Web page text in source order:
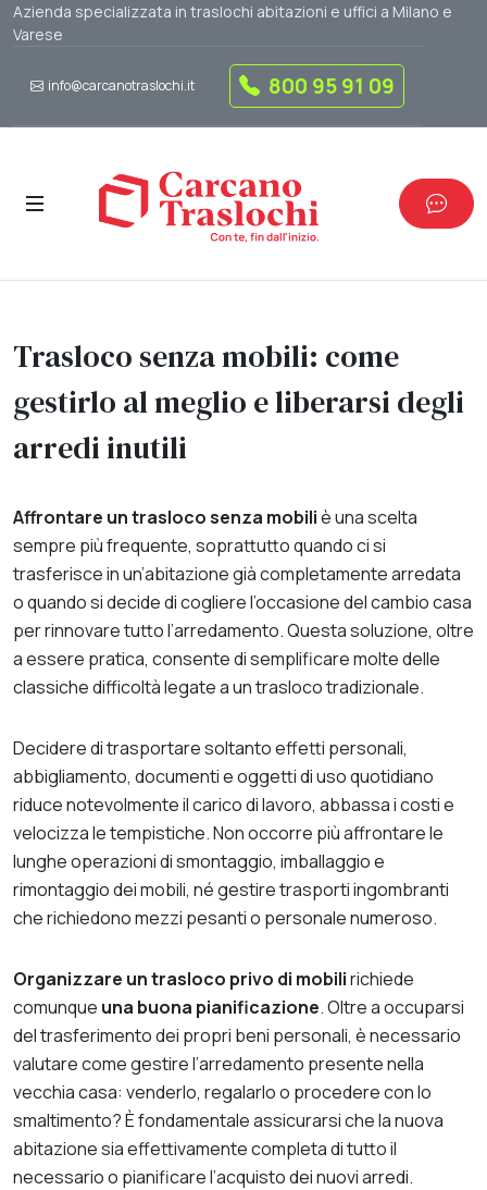
Azienda specializzata in traslochi abitazioni e uffici a Milano e
Varese
info@carcanotraslochi.it 800 95 91 09
Trasloco senza mobili: come
gestirlo al meglio e liberarsi degli
arredi inutili
Affrontare un trasloco senza mobiliè una scelta
sempre più frequente, soprattutto quando ci si
trasferisce in un’abitazione già completamente arredata
o quando si decide di cogliere l’occasione del cambio casa
per rinnovare tutto l’arredamento. Questa soluzione, oltre
a essere pratica, consente di semplificare molte delle
classiche difficoltà legate a un trasloco tradizionale.
Decidere di trasportare soltanto effetti personali,
abbigliamento, documenti e oggetti di uso quotidiano
riduce notevolmente il carico di lavoro, abbassa i costi e
velocizza le tempistiche. Non occorre più affrontare le
lunghe operazioni di smontaggio, imballaggio e
rimontaggio dei mobili, né gestire trasporti ingombranti
che richiedono mezzi pesanti o personale numeroso.
Organizzare un trasloco privo di mobilirichiede
comunque una buona pianificazione. Oltre a occuparsi
del trasferimento dei propri beni personali, è necessario
valutare come gestire l’arredamento presente nella
vecchia casa: venderlo, regalarlo o procedere con lo
smaltimento? È fondamentale assicurarsi che la nuova
abitazione sia effettivamente completa di tutto il
necessario o pianificare l’acquisto dei nuovi arredi.